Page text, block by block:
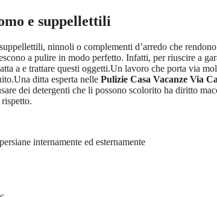
e suppellettili
ninnoli o complementi d’arredo che
a pulire in modo perfetto. Infatti, per riuscire a
a e trattare questi oggetti.Un lavoro che porta via
ditta esperta nelle Pulizie Casa Vacanze Via
dei detergenti che li possono scolorito ha diritto
internamente ed esternamente